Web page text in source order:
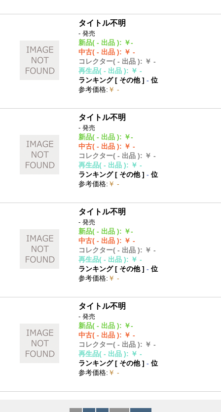
タイトル不明
- 発売
新品( - 出品 ): ￥-
中古( - 出品 ): ￥ -
コレクター( - 出品 ): ￥ -
再生品( - 出品 ): ￥ -
ランキング [ その他]- 位
参考価格: ￥ -
タイトル不明
- 発売
新品( - 出品 ): ￥-
中古( - 出品 ): ￥ -
コレクター( - 出品 ): ￥ -
再生品( - 出品 ): ￥ -
ランキング [ その他]- 位
参考価格: ￥ -
タイトル不明
- 発売
新品( - 出品 ): ￥-
中古( - 出品 ): ￥ -
コレクター( - 出品 ): ￥ -
再生品( - 出品 ): ￥ -
ランキング [ その他]- 位
参考価格: ￥ -
タイトル不明
- 発売
新品( - 出品 ): ￥-
中古( - 出品 ): ￥ -
コレクター( - 出品 ): ￥ -
再生品( - 出品 ): ￥ -
ランキング [ その他]- 位
参考価格: ￥ -